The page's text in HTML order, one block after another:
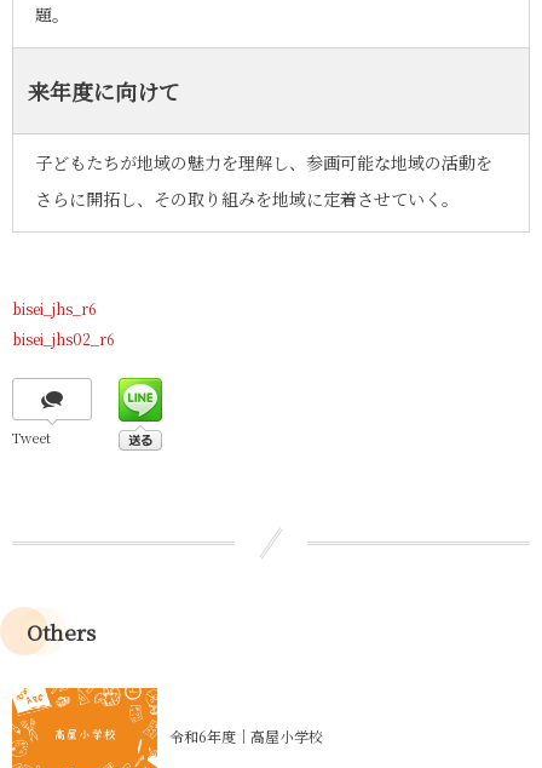
題。
来年度に向けて
子どもたちが地域の魅力を理解し、参画可能な地域の活動を
さらに開拓し、その取り組みを地域に定着させていく。
bisei_jhs_r6
bisei_jhs02_r6
Tweet
Others
令和6年度｜高屋小学校